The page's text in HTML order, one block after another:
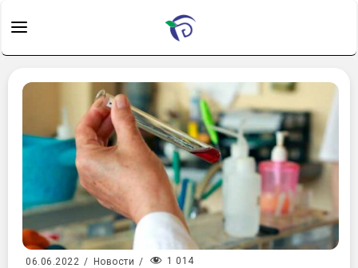
06.06.2022 / Новости / 1 014